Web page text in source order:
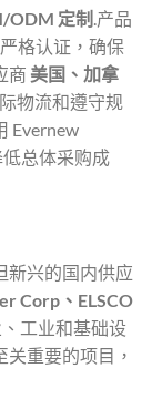
ODM 定制 .产品
格认证，确保
商 美国、加拿
物流和遵守规
Evernew
低总体采购成
新兴的国内供应
Corp、ELSCO
工业和基础设
重要的项目，